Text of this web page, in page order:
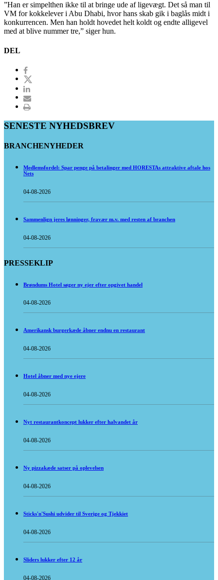
”Han er simpelthen ikke til at bringe ude af ligevægt. Det så man til
VM for kokkelever i Abu Dhabi, hvor hans skab gik i baglås midt i
konkurrencen. Men han holdt hovedet helt koldt og endte alligevel
med at blive nummer tre,” siger hun.
DEL
SENESTE NYHEDSBREV
BRANCHENYHEDER
Medlemsfordel: Spar penge på betalinger med HORESTAs attraktive aftale hos
Nets
04-08-2026
Sammenlign jeres lønninger, fravær m.v. med resten af branchen
04-08-2026
PRESSEKLIP
Brøndums Hotel søger ny ejer efter opgivet handel
04-08-2026
Amerikansk burgerkæde åbner endnu en restaurant
04-08-2026
Hotel åbner med nye ejere
04-08-2026
Nyt restaurantkoncept lukker efter halvandet år
04-08-2026
Ny pizzakæde satser på oplevelsen
04-08-2026
Sticks'n'Sushi udvider til Sverige og Tjekkiet
04-08-2026
Sliders lukker efter 12 år
04-08-2026